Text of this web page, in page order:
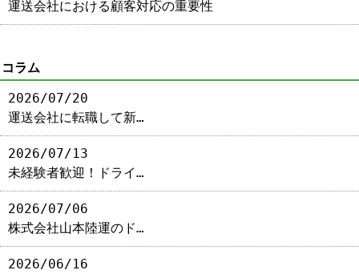
運送会社における顧客対応の重要性
コラム
2026/07/20
運送会社に転職して新…
2026/07/13
未経験者歓迎！ドライ…
2026/07/06
株式会社山本陸運のド…
2026/06/16